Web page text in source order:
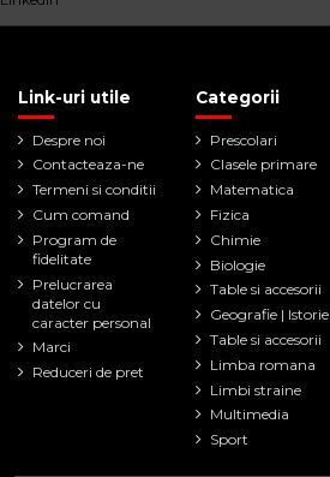
Link-uri utile
Despre noi
Contacteaza-ne
Termeni si conditii
Cum comand
Program de
fidelitate
Prelucrarea
datelor cu
caracter personal
Marci
Reduceri de pret
Categorii
Prescolari
Clasele primare
Matematica
Fizica
Chimie
Biologie
Table si accesorii
Geografie | Istorie
Table si accesorii
Limba romana
Limbi straine
Multimedia
Sport